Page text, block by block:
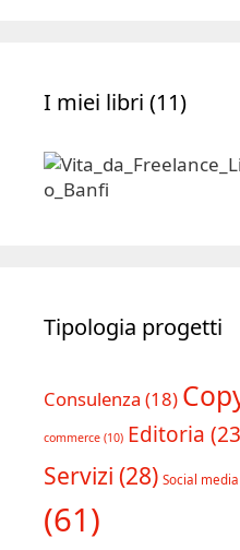
I miei libri (11)
Tipologia progetti
Consulenza (18)
commerce (10) Editoria
Servizi (28) Social media
(61)